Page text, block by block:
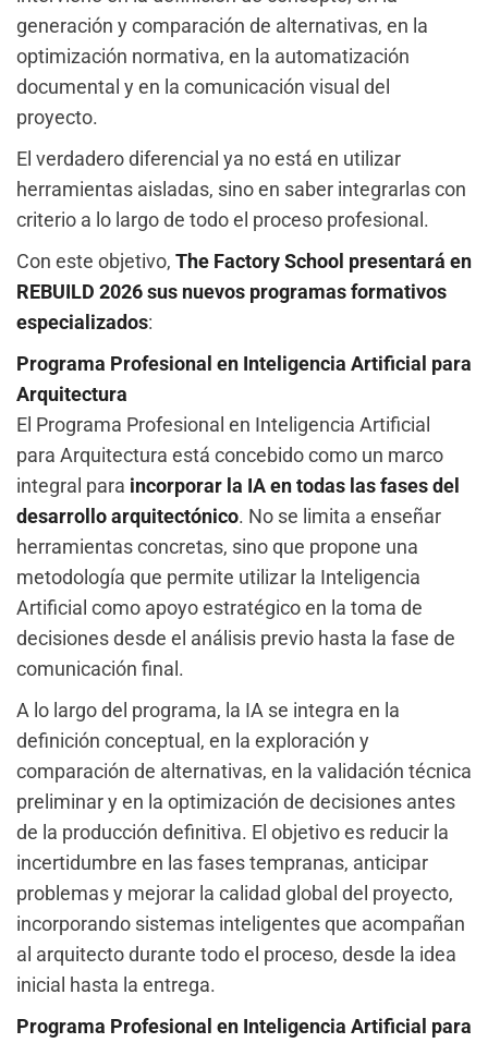
generación y comparación de alternativas, en la
optimización normativa, en la automatización
documental y en la comunicación visual del
proyecto.
El verdadero diferencial ya no está en utilizar
herramientas aisladas, sino en saber integrarlas con
criterio a lo largo de todo el proceso profesional.
Con este objetivo, The Factory School presentará en
REBUILD 2026 sus nuevos programas formativos
especializados:
Programa Profesional en Inteligencia Artificial para
Arquitectura
El Programa Profesional en Inteligencia Artificial
para Arquitectura está concebido como un marco
integral para incorporar la IA en todas las fases del
desarrollo arquitectónico. No se limita a enseñar
herramientas concretas, sino que propone una
metodología que permite utilizar la Inteligencia
Artificial como apoyo estratégico en la toma de
decisiones desde el análisis previo hasta la fase de
comunicación final.
A lo largo del programa, la IA se integra en la
definición conceptual, en la exploración y
comparación de alternativas, en la validación técnica
preliminar y en la optimización de decisiones antes
de la producción definitiva. El objetivo es reducir la
incertidumbre en las fases tempranas, anticipar
problemas y mejorar la calidad global del proyecto,
incorporando sistemas inteligentes que acompañan
al arquitecto durante todo el proceso, desde la idea
inicial hasta la entrega.
Programa Profesional en Inteligencia Artificial para